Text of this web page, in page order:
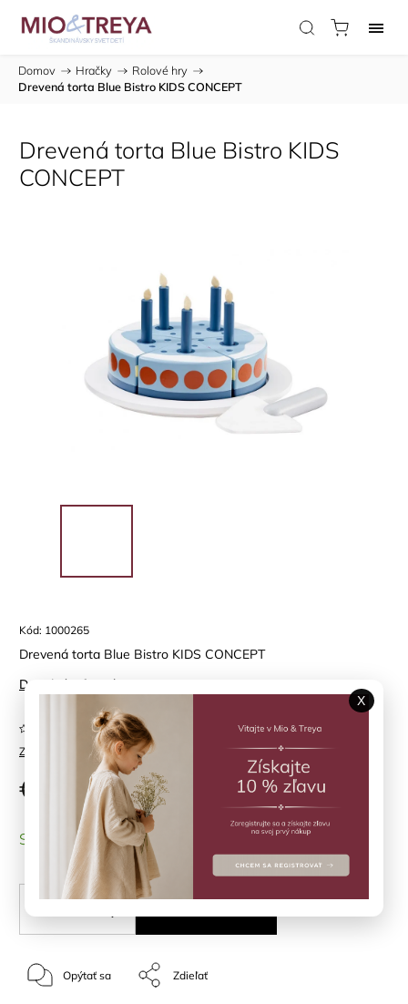
Domov / Hračky / Rolové hry /
Drevená torta Blue Bistro KIDS CONCEPT
Drevená torta Blue Bistro KIDS
CONCEPT
Kód: 1000265
Drevená torta Blue Bistro KIDS CONCEPT
Detailné informácie
Značka: KIDS CONCEPT
Neohodnotené
€20,40
SKLADOM (1 ks)
Opýtať sa Zdieľať
X